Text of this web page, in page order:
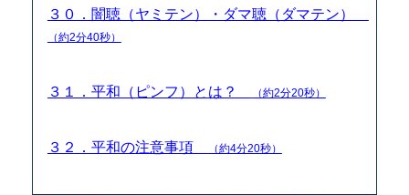
３０．闇聴（ヤミテン）・ダマ聴（ダマテン）
（約2分40秒）
３１．平和（ピンフ）とは？ （約2分20秒）
３２．平和の注意事項 （約4分20秒）